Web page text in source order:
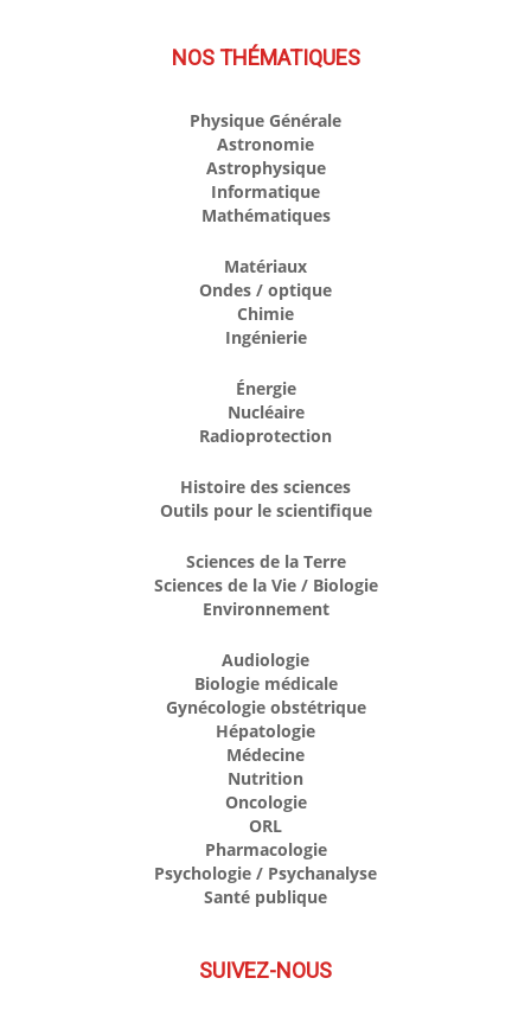
NOS THÉMATIQUES
Physique Générale
Astronomie
Astrophysique
Informatique
Mathématiques
Matériaux
Ondes / optique
Chimie
Ingénierie
Énergie
Nucléaire
Radioprotection
Histoire des sciences
Outils pour le scientifique
Sciences de la Terre
Sciences de la Vie / Biologie
Environnement
Audiologie
Biologie médicale
Gynécologie obstétrique
Hépatologie
Médecine
Nutrition
Oncologie
ORL
Pharmacologie
Psychologie / Psychanalyse
Santé publique
SUIVEZ-NOUS